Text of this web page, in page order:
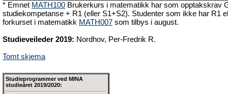
* Emnet MATH100 Brukerkurs i matematikk har som opptakskrav
studiekompetanse + R1 (eller S1+S2). Studenter som ikke har R1
forkurset i matematikk MATH007 som tilbys i august.
Studieveileder 2019: Nordhov, Per-Fredrik R.
Tomt skjema
Studieprogrammer ved MINA
studieåret 2019/2020: